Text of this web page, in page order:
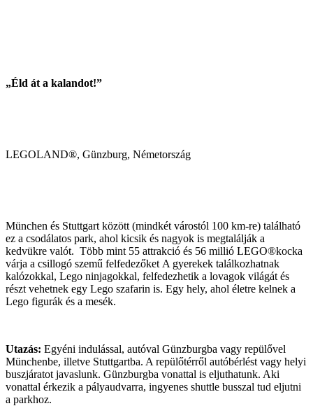
„Éld át a kalandot!”
LEGOLAND®, Günzburg, Németország
München és Stuttgart között (mindkét várostól 100 km-re) található
ez a csodálatos park, ahol kicsik és nagyok is megtalálják a
kedvükre valót. Több mint 55 attrakció és 56 millió LEGO®kocka
várja a csillogó szemű felfedezőket A gyerekek találkozhatnak
kalózokkal, Lego ninjagokkal, felfedezhetik a lovagok világát és
részt vehetnek egy Lego szafarin is. Egy hely, ahol életre kelnek a
Lego figurák és a mesék.
Utazás: Egyéni indulással, autóval Günzburgba vagy repülővel
Münchenbe, illetve Stuttgartba. A repülőtérről autóbérlést vagy helyi
buszjáratot javaslunk. Günzburgba vonattal is eljuthatunk. Aki
vonattal érkezik a pályaudvarra, ingyenes shuttle busszal tud eljutni
a parkhoz.